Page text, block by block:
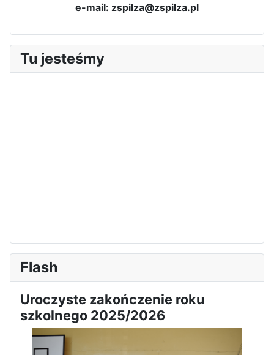
e-mail: zspilza@zspilza.pl
Tu jesteśmy
Flash
Uroczyste zakończenie roku
szkolnego 2025/2026